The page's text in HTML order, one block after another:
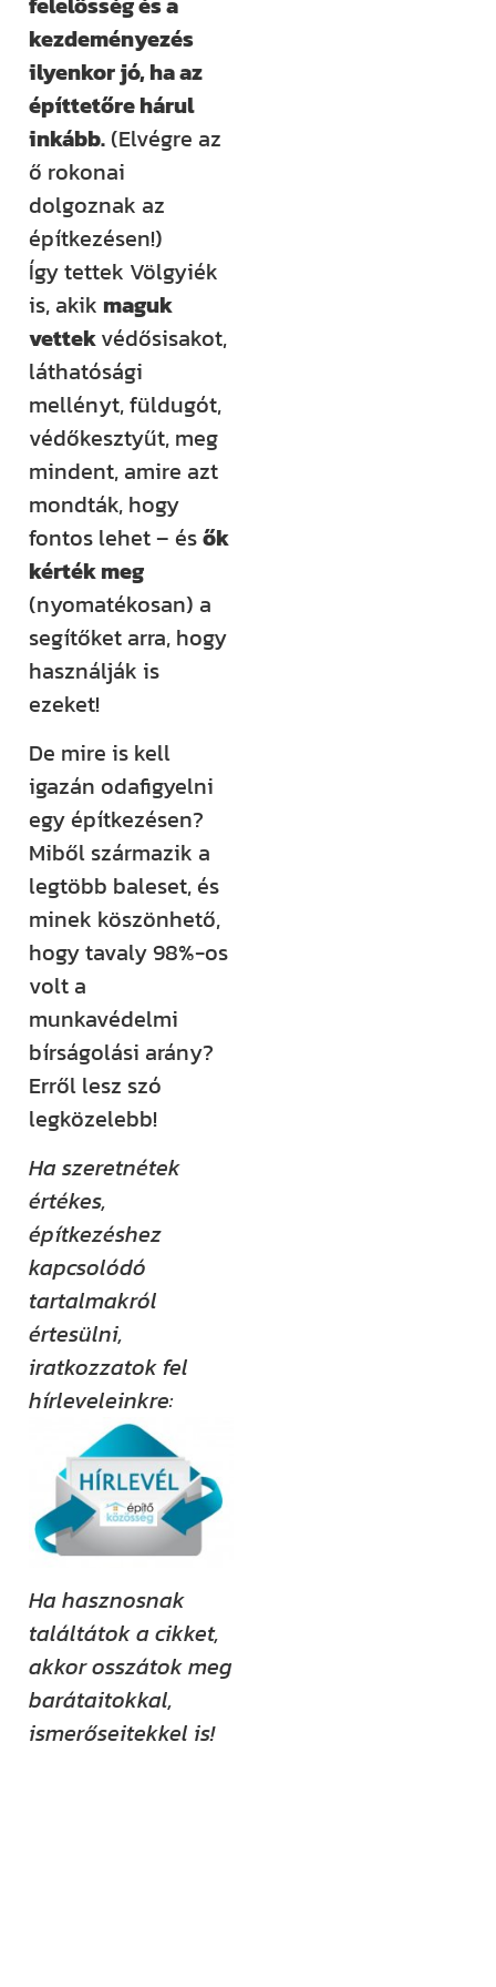
kezdeményezés
ilyenkor jó, ha az
építtetőre hárul
inkább.(Elvégre az
ő rokonai
dolgoznak az
építkezésen!)
Így tettek Völgyiék
is, akik maguk
vettekvédősisakot,
láthatósági
mellényt, füldugót,
védőkesztyűt, meg
mindent, amire azt
mondták, hogy
fontos lehet – ésők
kérték meg
(nyomatékosan) a
segítőket arra, hogy
használják is
ezeket!
De mire is kell
igazán odafigyelni
egy építkezésen?
Miből származik a
legtöbb baleset, és
minek köszönhető,
hogy tavaly 98%-os
volt a
munkavédelmi
bírságolási arány?
Erről lesz szó
legközelebb!
Ha szeretnétek
értékes,
építkezéshez
kapcsolódó
tartalmakról
értesülni,
iratkozzatok fel
hírleveleinkre:
Ha hasznosnak
találtátok a cikket,
akkor osszátok meg
barátaitokkal,
ismerőseitekkel is!